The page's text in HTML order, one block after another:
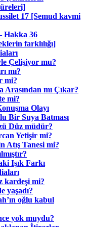
17 [Semud kavmi
Hakka 36
farklılığı]
Çelişiyor mu?
mı?
mi?
mı Çıkar?
mi?
Olayı
Bir Suya Batması
Düz müdür?
Yetişir mi?
Atış Tanesi mi?
Işık Farkı
kardeşi mi?
yaşadı?
oğlu kabul
yok muydu?